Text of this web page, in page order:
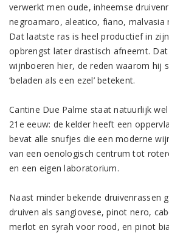
verwerkt men oude, inheemse
negroamaro, aleatico, fiano, malvasia
Dat laatste ras is heel productief in
opbrengst later drastisch afneemt.
wijnboeren hier, de reden waarom hij
‘beladen als een ezel’ betekent.
Cantine Due Palme staat natuurlijk
21e eeuw: de kelder heeft een
bevat alle snufjes die een moderne
van een oenologisch centrum tot
en een eigen laboratorium.
Naast minder bekende druivenrassen
druiven als sangiovese, pinot nero,
merlot en syrah voor rood, en pinot